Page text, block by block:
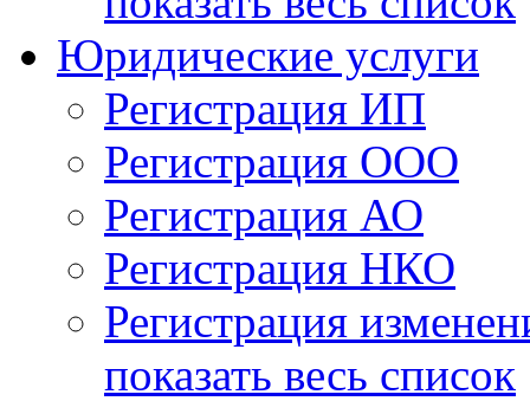
Юридические услуги
Регистрация ИП
Регистрация ООО
Регистрация АО
Регистрация НКО
Регистрация
показать весь список